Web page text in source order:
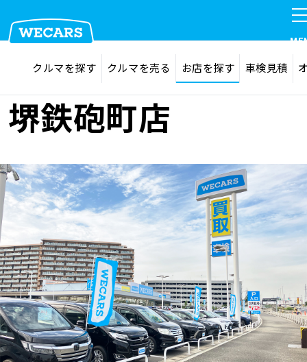
在庫検索 サイト内検索
クルマを探す
お店を探す
車検見積
車検サービス トップ
オイル交換・点検・整備予約
クルマを探す クルマを売る お店を探す 車検見積
堺鉄砲町店